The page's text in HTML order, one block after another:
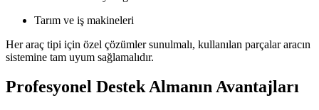
Tarım ve iş makineleri
Her araç tipi için özel çözümler sunulmalı, kullanılan parçalar aracın
sistemine tam uyum sağlamalıdır.
Profesyonel Destek Almanın Avantajları